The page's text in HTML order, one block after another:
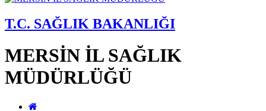
T.C. SAĞLIK BAKANLIĞI
MERSİN İL SAĞLIK
MÜDÜRLÜĞÜ